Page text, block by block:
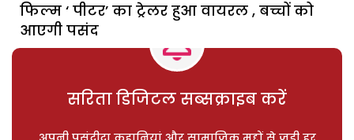
फिल्म ‘ पीटर’ का ट्रेलर हुआ वायरल , बच्चों को
आएगी पसंद
सरिता डिजिटल सब्सक्राइब करें